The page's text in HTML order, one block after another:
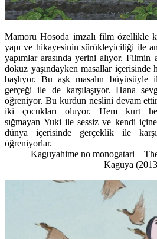
Mamoru Hosoda imzalı film özellikle
yapı ve hikayesinin sürükleyiciliği ile
yapımlar arasında yerini alıyor.
dokuz yaşındayken masallar içerisinde
başlıyor. Bu aşk masalın büyüsüyle
gerçeği ile de karşılaşıyor. Hana
öğreniyor. Bu kurdun neslini devam
iki çocukları oluyor. Hem kurt
sığmayan Yuki ile sessiz ve kendi
dünya içerisinde gerçeklik ile
öğreniyorlar.
Kaguyahime no monogatari –
Kaguya